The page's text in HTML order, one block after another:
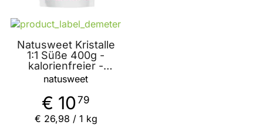
Natusweet Kristalle
1:1 Süße 400g -
kalorienfreier -
zuckerfreier
Zuckerersatz mit
natürlichem Ursprung
natusweet
€ 1079
€ 26,98 / 1 kg